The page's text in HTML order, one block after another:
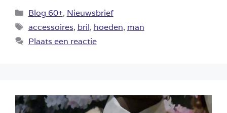
Categorieën
Blog 60+, Nieuwsbrief
Tags
accessoires, bril, hoeden, man
Plaats een reactie